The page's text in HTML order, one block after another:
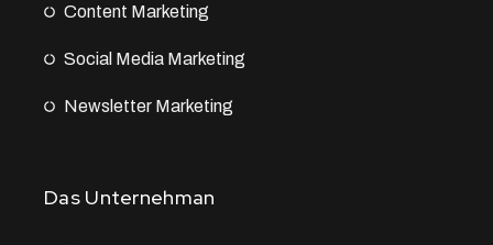
Content Marketing
Social Media Marketing
Newsletter Marketing
Das Unternehman